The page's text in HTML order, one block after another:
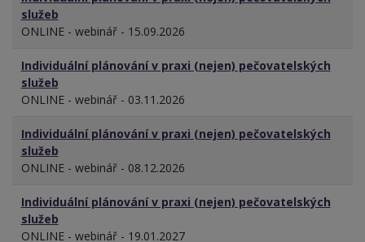
služeb
ONLINE - webinář - 15.09.2026
Individuální plánování v praxi (nejen) pečovatelských
služeb
ONLINE - webinář - 03.11.2026
Individuální plánování v praxi (nejen) pečovatelských
služeb
ONLINE - webinář - 08.12.2026
Individuální plánování v praxi (nejen) pečovatelských
služeb
ONLINE - webinář - 19.01.2027